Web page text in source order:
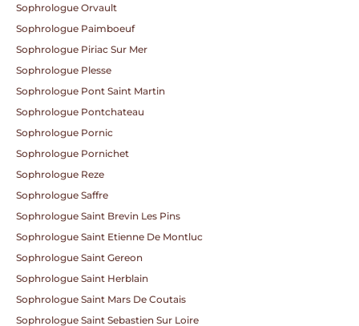
Sophrologue Orvault
Sophrologue Paimboeuf
Sophrologue Piriac Sur Mer
Sophrologue Plesse
Sophrologue Pont Saint Martin
Sophrologue Pontchateau
Sophrologue Pornic
Sophrologue Pornichet
Sophrologue Reze
Sophrologue Saffre
Sophrologue Saint Brevin Les Pins
Sophrologue Saint Etienne De Montluc
Sophrologue Saint Gereon
Sophrologue Saint Herblain
Sophrologue Saint Mars De Coutais
Sophrologue Saint Sebastien Sur Loire